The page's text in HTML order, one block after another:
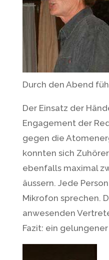
Durch den Abend
Der Einsatz der
Engagement der
gegen die
konnten sich
ebenfalls maximal
äussern. Jede
Mikrofon sprechen.
anwesenden
Fazit: ein gelungener